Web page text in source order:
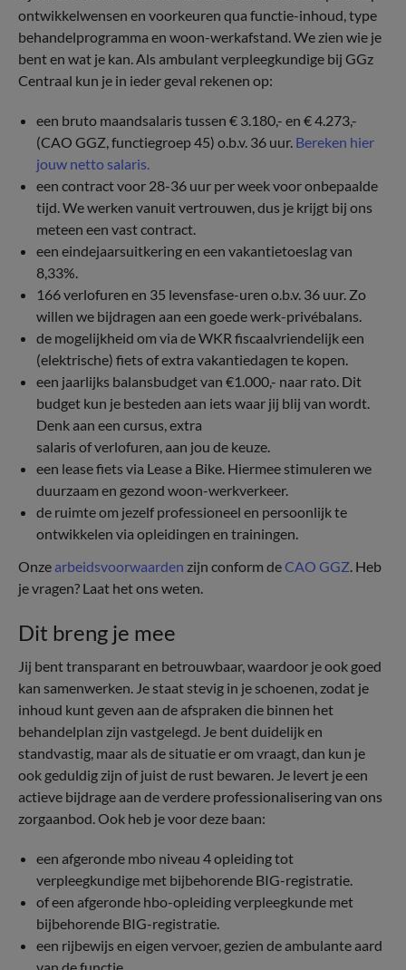
ontwikkelwensen en voorkeuren qua functie-inhoud, type
behandelprogramma en woon-werkafstand. We zien wie je
bent en wat je kan. Als ambulant verpleegkundige bij GGz
Centraal kun je in ieder geval rekenen op:
een bruto maandsalaris tussen € 3.180,- en € 4.273,-
(CAO GGZ, functiegroep 45) o.b.v. 36 uur. Bereken hier
jouw netto salaris.
een contract voor 28-36 uur per week voor onbepaalde
tijd. We werken vanuit vertrouwen, dus je krijgt bij ons
meteen een vast contract.
een eindejaarsuitkering en een vakantietoeslag van
8,33%.
166 verlofuren en 35 levensfase-uren o.b.v. 36 uur. Zo
willen we bijdragen aan een goede werk-privébalans.
de mogelijkheid om via de WKR fiscaalvriendelijk een
(elektrische) fiets of extra vakantiedagen te kopen.
een jaarlijks balansbudget van €1.000,- naar rato. Dit
budget kun je besteden aan iets waar jij blij van wordt.
Denk aan een cursus, extra
salaris of verlofuren, aan jou de keuze.
een lease fiets via Lease a Bike. Hiermee stimuleren we
duurzaam en gezond woon-werkverkeer.
de ruimte om jezelf professioneel en persoonlijk te
ontwikkelen via opleidingen en trainingen.
Onze arbeidsvoorwaarden zijn conform de CAO GGZ. Heb
je vragen? Laat het ons weten.
Dit breng je mee
Jij bent transparant en betrouwbaar, waardoor je ook goed
kan samenwerken. Je staat stevig in je schoenen, zodat je
inhoud kunt geven aan de afspraken die binnen het
behandelplan zijn vastgelegd. Je bent duidelijk en
standvastig, maar als de situatie er om vraagt, dan kun je
ook geduldig zijn of juist de rust bewaren. Je levert je een
actieve bijdrage aan de verdere professionalisering van ons
zorgaanbod. Ook heb je voor deze baan:
een afgeronde mbo niveau 4 opleiding tot
verpleegkundige met bijbehorende BIG-registratie.
of een afgeronde hbo-opleiding verpleegkunde met
bijbehorende BIG-registratie.
een rijbewijs en eigen vervoer, gezien de ambulante aard